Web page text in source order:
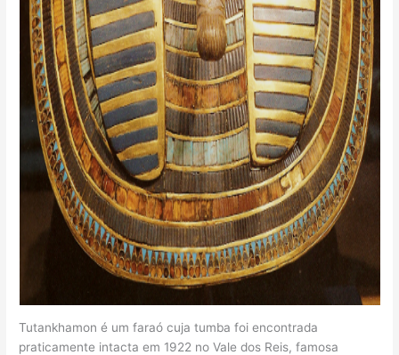
Tutankhamon é um faraó cuja tumba foi encontrada
praticamente intacta em 1922 no Vale dos Reis, famosa